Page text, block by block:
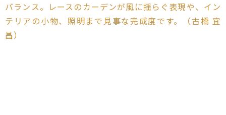
バランス。レースのカーデンが風に揺らぐ表現や、イン
テリアの小物、照明まで見事な完成度です。（古橋 宜
昌）